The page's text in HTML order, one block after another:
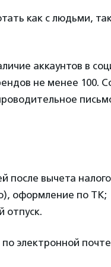
как с людьми,
аккаунтов в
не менее 100.
после вычета
оформление по ТК;
отпуск.
электронной